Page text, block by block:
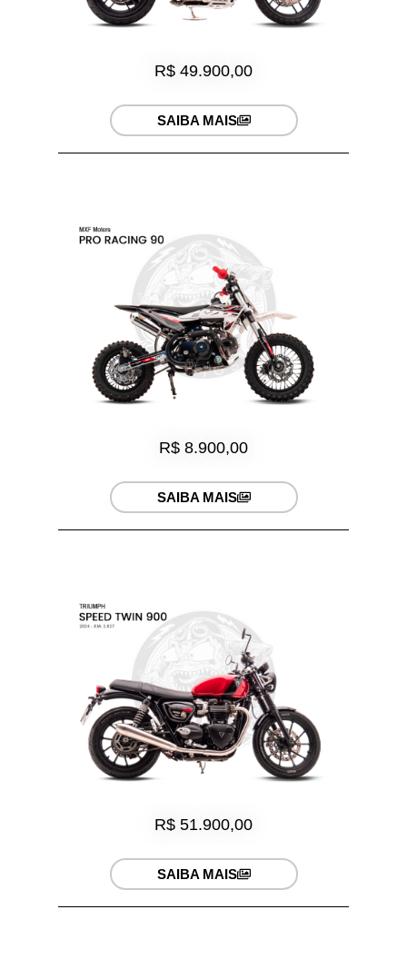
R$ 49.900,00
SAIBA MAIS
R$ 8.900,00
SAIBA MAIS
R$ 51.900,00
SAIBA MAIS